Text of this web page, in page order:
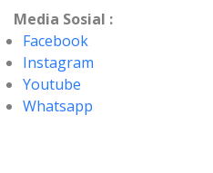
Media Sosial :
Facebook
Instagram
Youtube
Whatsapp